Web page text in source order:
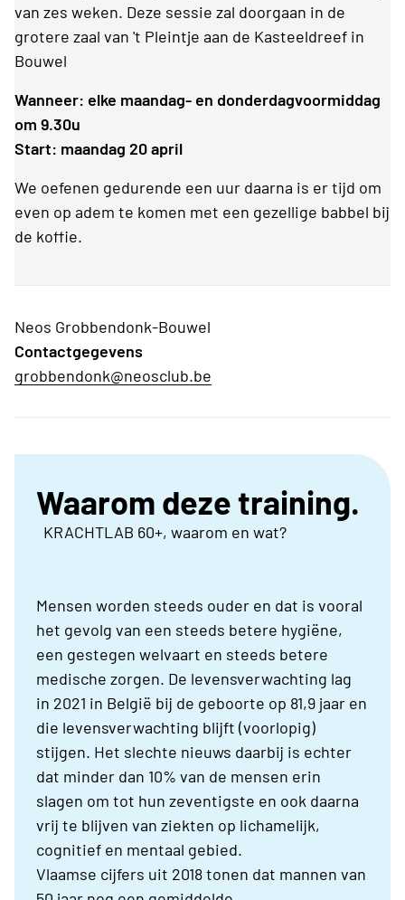
van zes weken. Deze sessie zal doorgaan in de
grotere zaal van 't Pleintje aan de Kasteeldreef in
Bouwel
Wanneer: elke maandag- en donderdagvoormiddag
om 9.30u
Start: maandag 20 april
We oefenen gedurende een uur daarna is er tijd om
even op adem te komen met een gezellige babbel bij
de koffie.
Neos Grobbendonk-Bouwel
Contactgegevens
grobbendonk@neosclub.be
Waarom deze training.
KRACHTLAB 60+, waarom en wat?
Mensen worden steeds ouder en dat is vooral
het gevolg van een steeds betere hygiëne,
een gestegen welvaart en steeds betere
medische zorgen. De levensverwachting lag
in 2021 in België bij de geboorte op 81,9 jaar en
die levensverwachting blijft (voorlopig)
stijgen. Het slechte nieuws daarbij is echter
dat minder dan 10% van de mensen erin
slagen om tot hun zeventigste en ook daarna
vrij te blijven van ziekten op lichamelijk,
cognitief en mentaal gebied.
Vlaamse cijfers uit 2018 tonen dat mannen van